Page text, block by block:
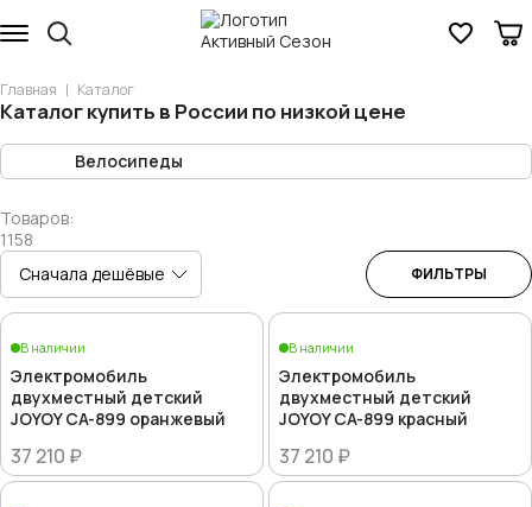
Главная Каталог
Каталог купить в России по низкой цене
Велосипеды
Товаров:
1158
ФИЛЬТРЫ
В наличии
Электромобиль
двухместный детский
JOYOY CA-899 оранжевый
37 210 ₽
В наличии
Электромобиль
двухместный детский
JOYOY CA-899 красный
37 210 ₽